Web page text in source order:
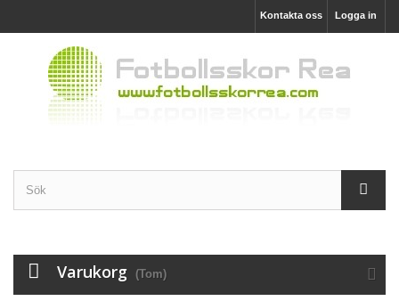
Logga in
Kontakta oss
Varukorg (Tom)